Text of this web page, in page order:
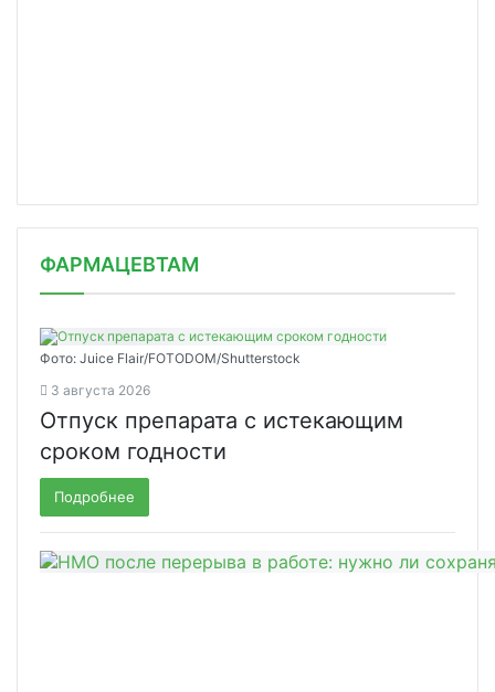
ФАРМАЦЕВТАМ
Фото: Juice Flair/FOTODOM/Shutterstoсk
3 августа 2026
Отпуск препарата с истекающим
сроком годности
Подробнее